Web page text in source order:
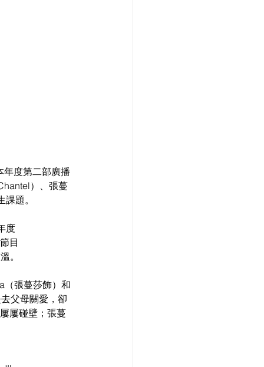
年度第二部廣播
）、張蔓
題。
度
目
。
（張蔓莎飾）和
父母關愛，卻
屢碰壁；張蔓